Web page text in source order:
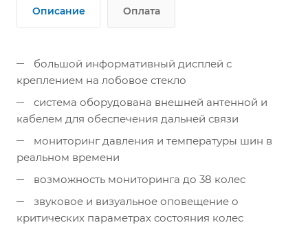
Описание Оплата
большой информативный дисплей с
креплением на лобовое стекло
система оборудована внешней антенной и
кабелем для обеспечения дальней связи
мониторинг давления и температуры шин в
реальном времени
возможность мониторинга до 38 колес
звуковое и визуальное оповещение о
критических параметрах состояния колес